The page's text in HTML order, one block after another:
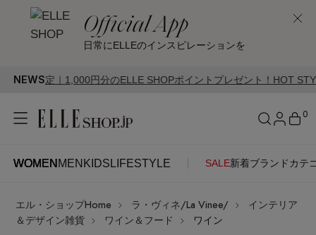
Official App
日常にELLEのインスピレーションを
NEWS
定｜1,000円分のELLE SHOPポイントプレゼント！HOT STYLE
WOMEN MEN KIDS LIFESTYLE SALE新着ブランド カテ
0
WOMENMENKIDSLIFESTYLE
ITEMS ログイン
SEE RESULTS
エル・ショップHome ラ・ヴィネ/La Vinee/
インテリア
＆デザイン雑貨
ワイン＆フード ワイン